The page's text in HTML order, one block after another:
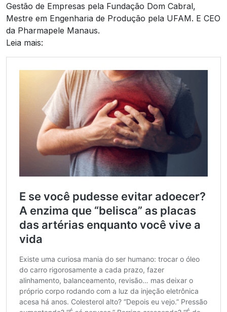
Gestão de Empresas pela Fundação Dom Cabral,
Mestre em Engenharia de Produção pela UFAM. E CEO
da Pharmapele Manaus.
Leia mais: